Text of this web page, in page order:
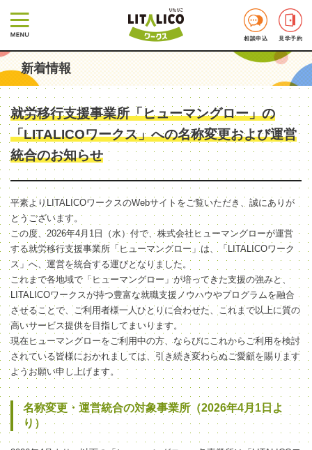
相談申込 見学予約
新着情報
就労移行支援事業所「ヒューマングロー」の
「LITALICOワークス」への名称変更および運営
統合のお知らせ
平素よりLITALICOワークスのWebサイトをご覧いただき、誠にありが
とうございます。
この度、2026年4月1日（水）付で、株式会社ヒューマングローが運営
する就労移行支援事業所「ヒューマングロー」は、「LITALICOワーク
ス」へ、運営を統合する運びとなりました。
これまで各地域で「ヒューマングロー」が培ってきた支援の強みと、
LITALICOワークスが持つ豊富な就職支援ノウハウやプログラムを融合
させることで、ご利用者様一人ひとりに合わせた、これまで以上に質の
高いサービス提供を目指してまいります。
現在ヒューマングローをご利用中の方、ならびにこれからご利用を検討
されている皆様におかれましては、引き続き変わらぬご愛顧を賜ります
ようお願い申し上げます。
名称変更・運営統合の対象事業所（2026年4月1日よ
り）